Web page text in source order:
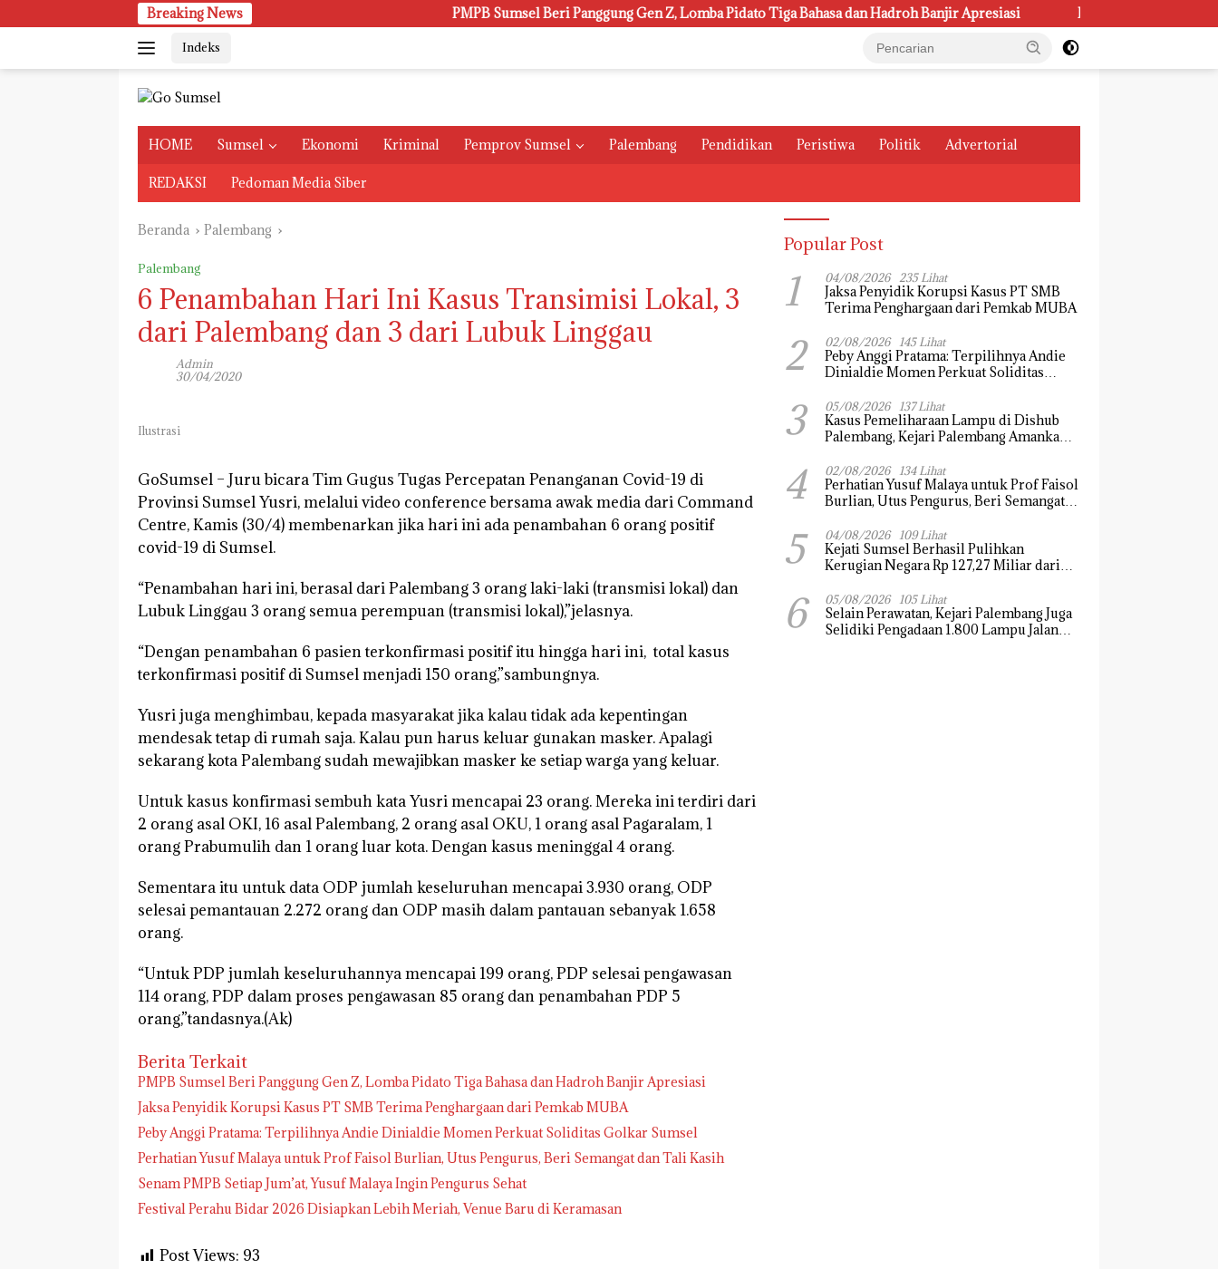
ke
Breaking News PMPB Sumsel Beri Panggung Gen Z, Lomba Pidato Tiga Bahasa dan Hadroh Banjir Apresiasi Rumah Sehat Lansia Pos
Indeks
HOME Sumsel Ekonomi Kriminal Pemprov Sumsel Palembang Pendidikan Peristiwa Politik Advertorial
REDAKSI Pedoman Media Siber
Beranda Palembang
Palembang
6 Penambahan Hari Ini Kasus Transimisi Lokal, 3
dari Palembang dan 3 dari Lubuk Linggau
Admin
30/04/2020
Ilustrasi
GoSumsel – Juru bicara Tim Gugus Tugas Percepatan Penanganan Covid-19 di
Provinsi Sumsel Yusri, melalui video conference bersama awak media dari Command
Centre, Kamis (30/4) membenarkan jika hari ini ada penambahan 6 orang positif
covid-19 di Sumsel.
“Penambahan hari ini, berasal dari Palembang 3 orang laki-laki (transmisi lokal) dan
Lubuk Linggau 3 orang semua perempuan (transmisi lokal),”jelasnya.
“Dengan penambahan 6 pasien terkonfirmasi positif itu hingga hari ini, total kasus
terkonfirmasi positif di Sumsel menjadi 150 orang,”sambungnya.
Yusri juga menghimbau, kepada masyarakat jika kalau tidak ada kepentingan
mendesak tetap di rumah saja. Kalau pun harus keluar gunakan masker. Apalagi
sekarang kota Palembang sudah mewajibkan masker ke setiap warga yang keluar.
Untuk kasus konfirmasi sembuh kata Yusri mencapai 23 orang. Mereka ini terdiri dari
2 orang asal OKI, 16 asal Palembang, 2 orang asal OKU, 1 orang asal Pagaralam, 1
orang Prabumulih dan 1 orang luar kota. Dengan kasus meninggal 4 orang.
Sementara itu untuk data ODP jumlah keseluruhan mencapai 3.930 orang, ODP
selesai pemantauan 2.272 orang dan ODP masih dalam pantauan sebanyak 1.658
orang.
“Untuk PDP jumlah keseluruhannya mencapai 199 orang, PDP selesai pengawasan
114 orang, PDP dalam proses pengawasan 85 orang dan penambahan PDP 5
orang,”tandasnya.(Ak)
Berita Terkait
PMPB Sumsel Beri Panggung Gen Z, Lomba Pidato Tiga Bahasa dan Hadroh Banjir Apresiasi
Jaksa Penyidik Korupsi Kasus PT SMB Terima Penghargaan dari Pemkab MUBA
Peby Anggi Pratama: Terpilihnya Andie Dinialdie Momen Perkuat Soliditas Golkar Sumsel
Perhatian Yusuf Malaya untuk Prof Faisol Burlian, Utus Pengurus, Beri Semangat dan Tali Kasih
Senam PMPB Setiap Jum’at, Yusuf Malaya Ingin Pengurus Sehat
Festival Perahu Bidar 2026 Disiapkan Lebih Meriah, Venue Baru di Keramasan
Post Views: 93
Popular Post
1 04/08/2026 235 Lihat
Jaksa Penyidik Korupsi Kasus PT SMB
Terima Penghargaan dari Pemkab MUBA
2 02/08/2026 145 Lihat
Peby Anggi Pratama: Terpilihnya Andie
Dinialdie Momen Perkuat Soliditas
3 05/08/2026 137 Lihat
Kasus Pemeliharaan Lampu di Dishub
Palembang, Kejari Palembang Amankan
Perhiasan
4 02/08/2026 134 Lihat
Perhatian Yusuf Malaya untuk Prof Faisol
Burlian, Utus Pengurus, Beri Semangat
5 04/08/2026 109 Lihat
Kejati Sumsel Berhasil Pulihkan
Kerugian Negara Rp 127,27 Miliar dari
6 05/08/2026 105 Lihat
Selain Perawatan, Kejari Palembang Juga
Selidiki Pengadaan 1.800 Lampu Jalan